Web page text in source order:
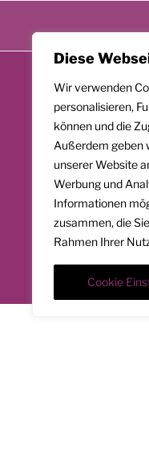
Diese
Wir verwenden
personalisieren,
können und die
Außerdem geben
unserer Website
Werbung und
Informationen
zusammen, die
Rahmen Ihrer
Cookie
springen